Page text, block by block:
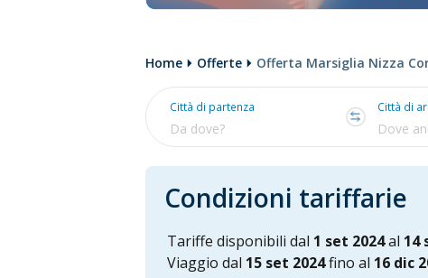
Home Offerte Offerta Marsiglia Nizza
Città di partenza Città di
Condizioni tariffarie
Tariffe disponibili dal 1 set 2024al 14
Viaggio dal 15 set 2024fino al 16 dic